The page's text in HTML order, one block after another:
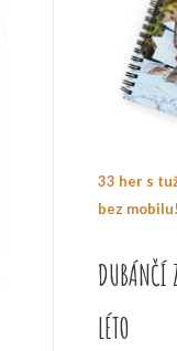
33 her s
bez mobilu!
DUBÁNČÍ
LÉTO